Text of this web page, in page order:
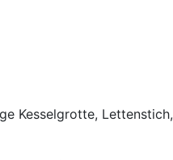
Kesselgrotte, Lettenstich,